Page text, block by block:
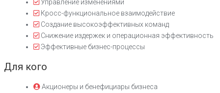
Управление изменениями
Кросс-функциональное взаимодействие
Создание высокоэффективных команд
Снижение издержек и операционная эффективность
Эффективные бизнес-процессы
Для кого
Акционеры и бенефициары бизнеса